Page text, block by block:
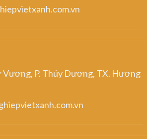
P. Thủy Dương, TX. Hương